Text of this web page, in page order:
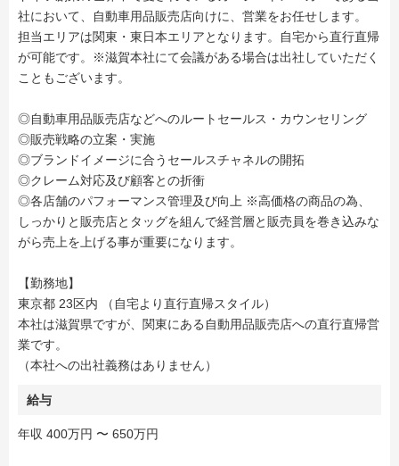
社において、自動車用品販売店向けに、営業をお任せします。
担当エリアは関東・東日本エリアとなります。自宅から直行直帰
が可能です。※滋賀本社にて会議がある場合は出社していただく
こともございます。
◎自動車用品販売店などへのルートセールス・カウンセリング
◎販売戦略の立案・実施
◎ブランドイメージに合うセールスチャネルの開拓
◎クレーム対応及び顧客との折衝
◎各店舗のパフォーマンス管理及び向上 ※高価格の商品の為、
しっかりと販売店とタッグを組んで経営層と販売員を巻き込みな
がら売上を上げる事が重要になります。
【勤務地】
東京都 23区内 （自宅より直行直帰スタイル）
本社は滋賀県ですが、関東にある自動用品販売店への直行直帰営
業です。
（本社への出社義務はありません）
給与
年収 400万円 〜 650万円